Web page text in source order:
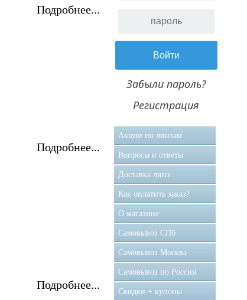
Подробнее...
Подробнее...
Подробнее...
Забыли пароль?
Регистрация
Акции по линзам
Вопросы и ответы
Доставка линз
Как оплатить заказ?
О магазине
Самовывоз CПб
Самовывоз Москва
Самовывоз по России
Скидки + купоны